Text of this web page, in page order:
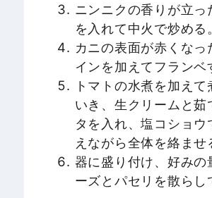
ニンニクの香りが立っ
を入れて中火で炒める。
カニの表面が赤くなっ
インを加えてフランベ
トマトの水煮を加えて
いき、生クリームと茹
タを入れ、塩コショウ
えながら全体を絡ませ
器に盛り付け、好みの
ーズとパセリを散らし